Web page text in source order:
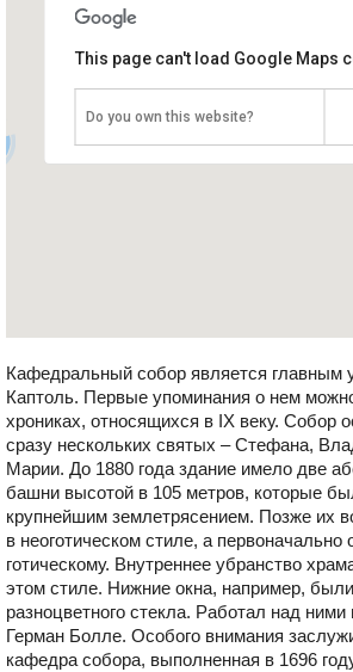
Хорватия, Загреб
This page can't load Google Maps
Do you own this website?
Кафедральный собор является главным
Каптоль. Первые упоминания о нем
хрониках, относящихся в IX веку. Собор
сразу нескольких святых – Стефана,
Марии. До 1880 года здание имело две
башни высотой в 105 метров, которые
крупнейшим землетрясением. Позже их
в неоготическом стиле, а первоначально
готическому. Внутреннее убранство
этом стиле. Нижние окна, например,
разноцветного стекла. Работал над ними
Герман Болле. Особого внимания
кафедра собора, выполненная в 1696